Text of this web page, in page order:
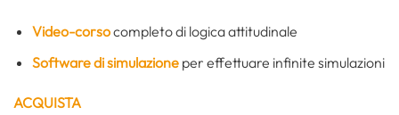
Video-corsocompleto di logica attitudinale
Software di simulazioneper effettuare infinite simulazioni
ACQUISTA